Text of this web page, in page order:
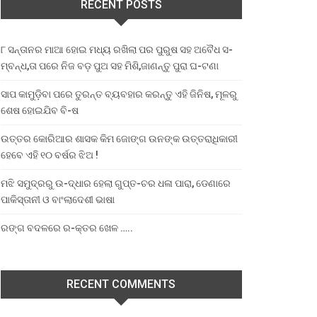
RECENT POSTS
୮ ସନ୍ତାନର ମାଆ ହୋଇ ମଧ୍ୟ ରଖିଲା ପର ପୁରୁଷ ସହ ଅବୈଧ ସ-
ମ୍ବନ୍ଧ,ତା ପରେ ନିଜ ବଡ଼ ପୁଅ ସହ ମିଶି,ଜାଣନ୍ତୁ ପୁରା ଘ-ଟଣା
ସାପ କାମୁଡ଼ିବା ପରେ ତୁରନ୍ତ ବ୍ୟବହାର କରନ୍ତୁ ଏହି ଜିନିଷ, ମୂଳରୁ
ଶେଷ ହୋଇଯିବ ବି-ଷ
ଉତ୍ତର କୋରିଆର ଶାସକ କିମ ଜୋଙ୍ଗ ଉନଙ୍କ ଉତ୍ତରାଧିକାରୀ
ହେବେ ଏହି ୧୦ ବର୍ଷର ଝିଅ !
ମଝି ସମୁଦ୍ରରୁ ଉ-ଦ୍ଧାର ହେଲା ଗୁପ୍ତ-ଚର ଧଳା ପାରା, ଡେଣାରେ
ପାକିସ୍ତାନୀ ଓ ବାଂଲାଦେଶୀ ଭାଷା
ରଙ୍ଗ ବଦଳରେ ର-କ୍ତର ଖେଳ …..
RECENT COMMENTS